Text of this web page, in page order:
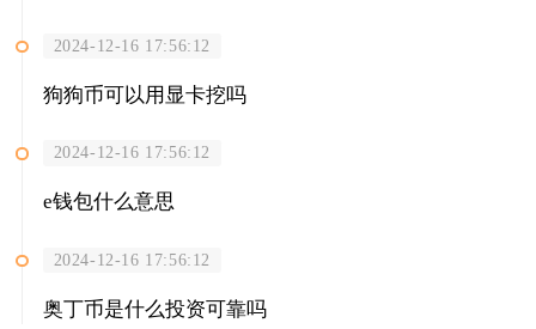
2024-12-16 17:56:12
狗狗币可以用显卡挖吗
2024-12-16 17:56:12
e钱包什么意思
2024-12-16 17:56:12
奥丁币是什么投资可靠吗